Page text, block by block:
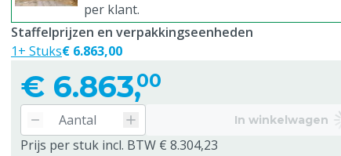
per klant.
€ 6.863,00
In winkelwagen
Prijs per stuk incl. BTW € 8.304,23
Staffelprijzen en verpakkingseenheden
1+ Stuks€ 6.863,00